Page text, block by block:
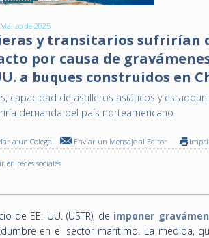
de 2025
y transitarios sufrirían
por causa de
a buques construidos en
capacidad de astilleros asiáticos y
demanda del país norteamericano
a un Colega Enviar un Mensaje al Editor
en redes sociales
de EE. UU. (USTR), de imponer
en el sector marítimo. La medida,